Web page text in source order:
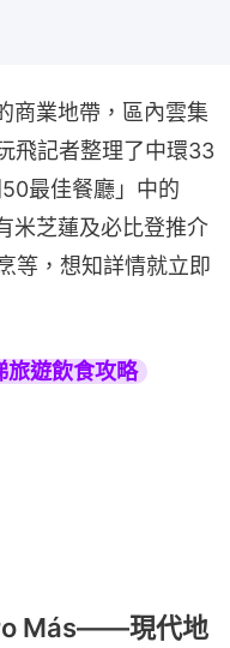
商業地帶，區內雲集
飛記者整理了中環33
最佳餐廳」中的
米芝蓮及必比登推介
等，想知詳情就立即
遊飲食攻略
Más——現代地